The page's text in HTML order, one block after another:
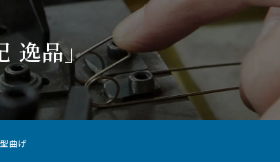
しばね） 引張ばね（引きばね）種類×素材で
逸品」
曲げ